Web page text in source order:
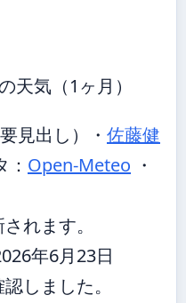
天気（1ヶ月）
要見出し） ・ 佐藤健
Open-Meteo ・
れます。
年6月23日
しました。